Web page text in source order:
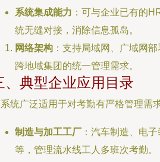
系统集成能力 ：可与企业已有的
统无缝对接，消除信息孤岛。
网络架构 ：支持局域网、广域网
跨地域集团的统一管理需求。
、典型企业应用目录
统广泛适用于对考勤有严格管理需
制造与加工工厂 ：汽车制造、电
等，管理流水线工人多班次考勤。